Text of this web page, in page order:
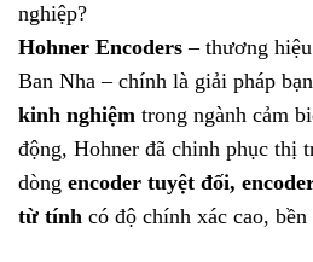
nghiệp?
Hohner Encoders – thương
Ban Nha – chính là giải pháp
kinh nghiệm trong ngành cảm
động, Hohner đã chinh phục thị
dòng encoder tuyệt đối,
từ tính có độ chính xác cao,